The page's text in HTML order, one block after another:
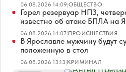
06.08.2026 14:09|ОБЩЕСТВО
Горел резервуар НПЗ,
известно об атаке БПЛА на
06.08.2026 14:07|ПРОИСШЕСТВИЯ
В Ярославле мужчину будут
положенную в стол
06.08.2026 13:13|КРИМИНАЛ